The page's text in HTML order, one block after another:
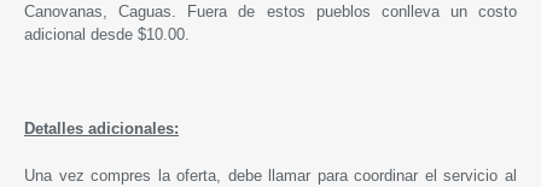
Canovanas, Caguas. Fuera de estos pueblos conlleva un costo
adicional desde $10.00.
Detalles adicionales:
Una vez compres la oferta, debe llamar para coordinar el servicio al